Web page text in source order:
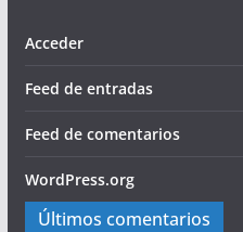
Acceder
Feed de entradas
Feed de comentarios
WordPress.org
Últimos comentarios